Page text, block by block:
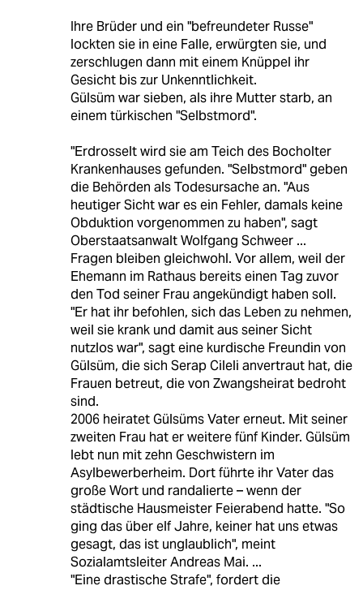
Ihre Brüder und ein "befreundeter Russe"
lockten sie in eine Falle, erwürgten sie, und
zerschlugen dann mit einem Knüppel ihr
Gesicht bis zur Unkenntlichkeit.
Gülsüm war sieben, als ihre Mutter starb, an
einem türkischen "Selbstmord".
"Erdrosselt wird sie am Teich des Bocholter
Krankenhauses gefunden. "Selbstmord" geben
die Behörden als Todesursache an. "Aus
heutiger Sicht war es ein Fehler, damals keine
Obduktion vorgenommen zu haben", sagt
Oberstaatsanwalt Wolfgang Schweer ...
Fragen bleiben gleichwohl. Vor allem, weil der
Ehemann im Rathaus bereits einen Tag zuvor
den Tod seiner Frau angekündigt haben soll.
"Er hat ihr befohlen, sich das Leben zu nehmen,
weil sie krank und damit aus seiner Sicht
nutzlos war", sagt eine kurdische Freundin von
Gülsüm, die sich Serap Cileli anvertraut hat, die
Frauen betreut, die von Zwangsheirat bedroht
sind.
2006 heiratet Gülsüms Vater erneut. Mit seiner
zweiten Frau hat er weitere fünf Kinder. Gülsüm
lebt nun mit zehn Geschwistern im
Asylbewerberheim. Dort führte ihr Vater das
große Wort und randalierte – wenn der
städtische Hausmeister Feierabend hatte. "So
ging das über elf Jahre, keiner hat uns etwas
gesagt, das ist unglaublich", meint
Sozialamtsleiter Andreas Mai. ...
"Eine drastische Strafe", fordert die